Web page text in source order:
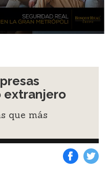
extranjero
que más